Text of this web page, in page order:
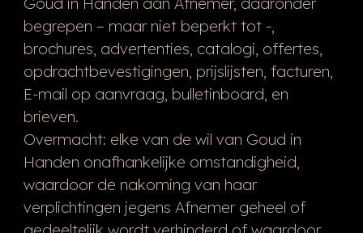
begrepen – maar niet beperkt tot -,
brochures, advertenties, catalogi, offertes,
opdrachtbevestigingen, prijslijsten, facturen,
E-mail op aanvraag, bulletinboard, en
brieven.
Overmacht: elke van de wil van Goud in
Handen onafhankelijke omstandigheid,
waardoor de nakoming van haar
verplichtingen jegens Afnemer geheel of